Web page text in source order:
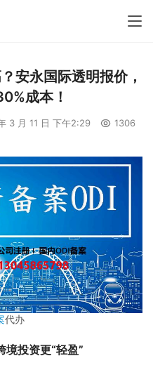
安永国际透明报价，
成本！
3 月 11 日 下午2:29 1306
代办
境投资更“轻盈”